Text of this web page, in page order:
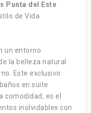
Punta del Este
de Vida
un entorno
la belleza natural
Este exclusivo
en suite
comodidad, es el
inolvidables con